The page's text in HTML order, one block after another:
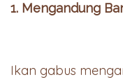
1. Mengandung
Ikan gabus